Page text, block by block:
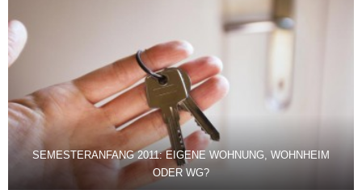
SEMESTERANFANG 2011: EIGENE WOHNUNG, WOHNHEIM
ODER WG?